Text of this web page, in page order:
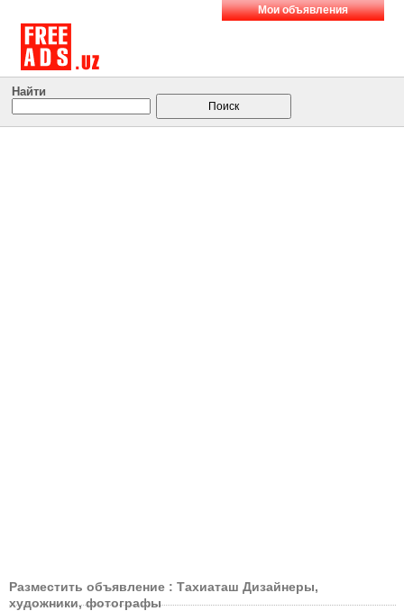
Мои объявления
Найти
Разместить объявление : Тахиаташ Дизайнеры,
художники, фотографы